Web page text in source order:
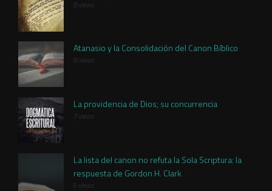
8 views
Atanasio y la Consolidación del Canon Bíblico
8 views
La providencia de Dios; su concurrencia
7 views
La lista del canon no refuta la Sola Scriptura: la
respuesta de Gordon H. Clark
6 views